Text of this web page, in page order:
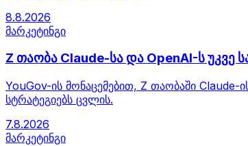
8.8.2026
მარკეტინგი
Z თაობა Claude-სა და OpenAI-ს
YouGov-ის მონაცემებით, Z თაობაში
სტრატეგიებს ცვლის.
7.8.2026
მარკეტინგი